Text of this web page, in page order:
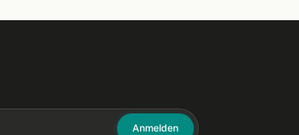
Anmelden